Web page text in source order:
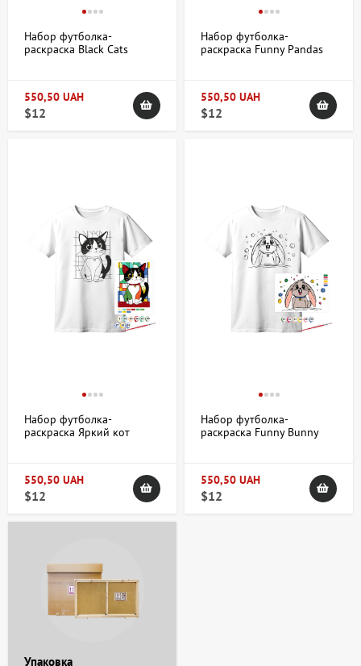
Набор футболка-
раскраска Black Cats
550,50 UAH
$12
Набор футболка-
раскраска Funny Рandas
550,50 UAH
$12
Набор футболка-
раскраска Яркий кот
550,50 UAH
$12
Набор футболка-
раскраска Funny Вunny
550,50 UAH
$12
Упаковка